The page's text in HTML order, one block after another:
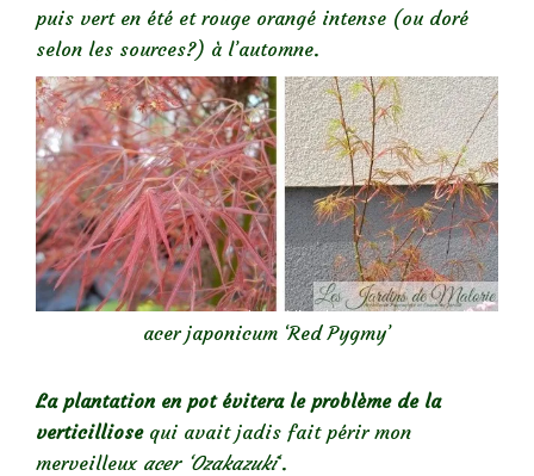
puis vert en été et rouge orangé intense (ou doré
selon les sources?) à l’automne.
acer japonicum ‘Red Pygmy’
La plantation en pot évitera le problème de la
verticilliosequi avait jadis fait périr mon
merveilleux acer ‘Ozakazuki‘.